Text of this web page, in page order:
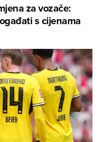
za vozače:
s cijenama